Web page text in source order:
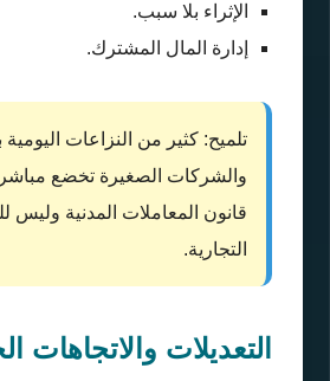
الإثراء بلا سبب.
إدارة المال المشترك.
تلميح: كثير من النزاعات اليومية
والشركات الصغيرة تخضع
قانون المعاملات المدنية وليس
التجارية.
التعديلات والاتجاهات